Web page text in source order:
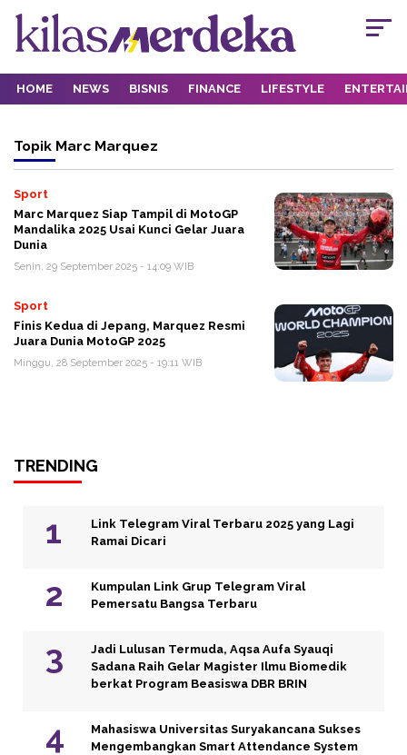
HOME NEWS BISNIS FINANCE LIFESTYLE
Topik Marc Marquez
Sport
Marc Marquez Siap Tampil di MotoGP
Mandalika 2025 Usai Kunci Gelar Juara
Dunia
Senin, 29 September 2025 - 14:09 WIB
Sport
Finis Kedua di Jepang, Marquez Resmi
Juara Dunia MotoGP 2025
Minggu, 28 September 2025 - 19:11 WIB
TRENDING
Link Telegram Viral Terbaru 2025 yang Lagi
Ramai Dicari
Kumpulan Link Grup Telegram Viral
Pemersatu Bangsa Terbaru
Jadi Lulusan Termuda, Aqsa Aufa Syauqi
Sadana Raih Gelar Magister Ilmu Biomedik
berkat Program Beasiswa DBR BRIN
Mahasiswa Universitas Suryakancana Sukses
Mengembangkan Smart Attendance System